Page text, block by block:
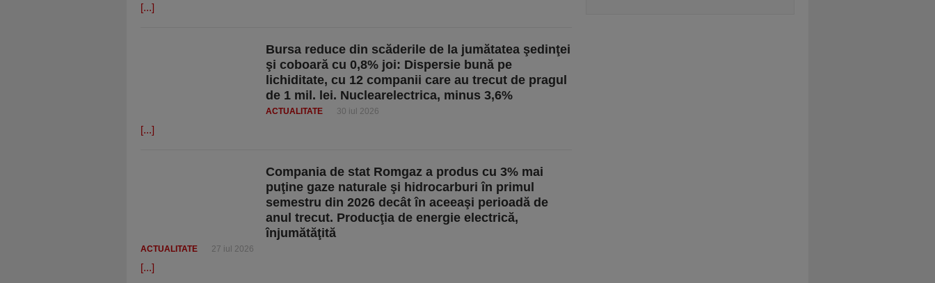
[...]
Bursa reduce din scăderile de la jumătatea şedinţei
şi coboară cu 0,8% joi: Dispersie bună pe
lichiditate, cu 12 companii care au trecut de pragul
de 1 mil. lei. Nuclearelectrica, minus 3,6%
ACTUALITATE 30 iul 2026
[...]
Compania de stat Romgaz a produs cu 3% mai
puţine gaze naturale şi hidrocarburi în primul
semestru din 2026 decât în aceeaşi perioadă de
anul trecut. Producţia de energie electrică,
înjumătăţită
ACTUALITATE 27 iul 2026
[...]